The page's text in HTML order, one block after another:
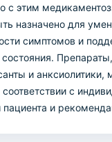
с этим
назначено для
симптомов и
состояния.
и анксиолитики,
с
пациента и